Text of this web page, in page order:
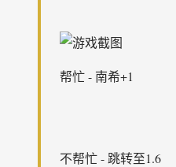
帮忙 - 南希+1
不帮忙 - 跳转至1.6